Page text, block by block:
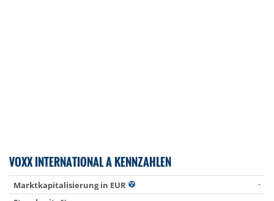
VOXX INTERNATIONAL A KENNZAHLEN
Marktkapitalisierung in EUR
-